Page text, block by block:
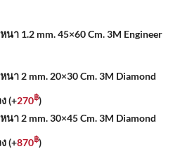
า 1.2 mm. 45×60 Cm. 3M Engineer
า 2 mm. 20×30 Cm. 3M Diamond
(+270฿)
า 2 mm. 30×45 Cm. 3M Diamond
(+870฿)